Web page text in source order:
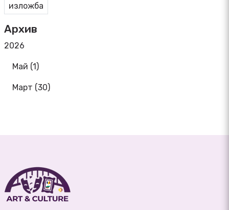
изложба
Архив
2026
Май (1)
Март (30)